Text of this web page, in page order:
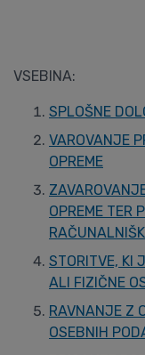
VSEBINA:
SPLOŠNE
VAROVANJE
OPREME
OPREME TER
STORITVE, KI
ALI FIZIČNE
RAVNANJE Z
OSEBNIH